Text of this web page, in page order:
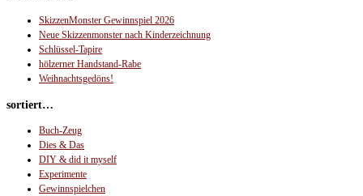
SkizzenMonster Gewinnspiel 2026
Neue Skizzenmonster nach Kinderzeichnung
Schlüssel-Tapire
hölzerner Handstand-Rabe
Weihnachtsgedöns!
sortiert…
Buch-Zeug
Dies & Das
DIY & did it myself
Experimente
Gewinnspielchen